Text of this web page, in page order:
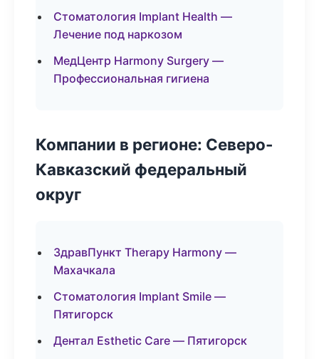
Стоматология Implant Health —
Лечение под наркозом
МедЦентр Harmony Surgery —
Профессиональная гигиена
Компании в регионе: Северо-
Кавказский федеральный
округ
ЗдравПункт Therapy Harmony —
Махачкала
Стоматология Implant Smile —
Пятигорск
Дентал Esthetic Care — Пятигорск